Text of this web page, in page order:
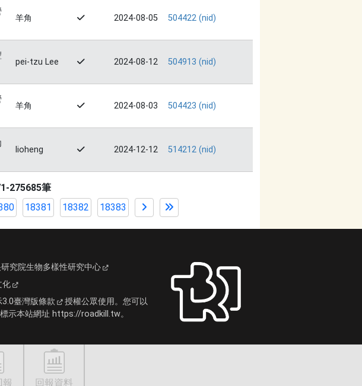
羊角 2024-08-05 504422 (nid)
pei-tzu Lee 2024-08-12 504913 (nid)
羊角 2024-08-03 504423 (nid)
lioheng 2024-12-12 514212 (nid)
275685筆
18381 18382 18383
報 回報資料
究院生物多樣性研究中心
化
臺灣版條款
授權公眾使用。您可以
示本站網址 https://roadkill.tw。